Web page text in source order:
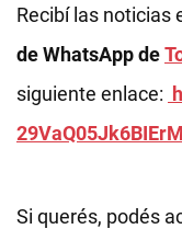
Recibí las noticias
de WhatsApp de
siguiente enlace:
Si querés, podés